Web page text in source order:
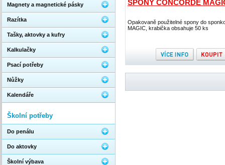
SPONY CONCORDE
Opakovaně použitelné spony do
MAGIC, krabička obsahuje 50 ks
Magnety a magnetické pásky
Razítka
Tašky, aktovky a kufry
Kalkulačky
Psací potřeby
Nůžky
Kalendáře
Školní potřeby
Do penálu
Do aktovky
Školní výbava